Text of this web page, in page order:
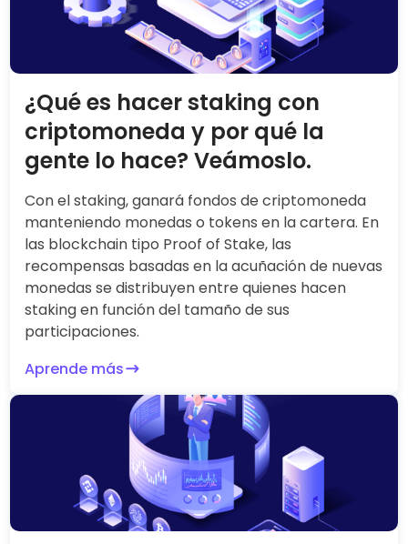
¿Qué es hacer staking con
criptomoneda y por qué la
gente lo hace? Veámoslo.
Con el staking, ganará fondos de criptomoneda
manteniendo monedas o tokens en la cartera. En
las blockchain tipo Proof of Stake, las
recompensas basadas en la acuñación de nuevas
monedas se distribuyen entre quienes hacen
staking en función del tamaño de sus
participaciones.
Aprende más